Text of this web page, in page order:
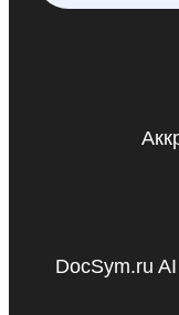
DocSym.ru